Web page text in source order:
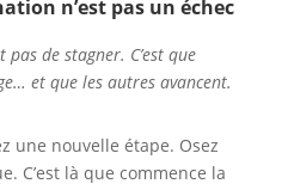
n’est pas un échec
pas de stagner. C’est que
et que les autres avancent.
une nouvelle étape. Osez
C’est là que commence la